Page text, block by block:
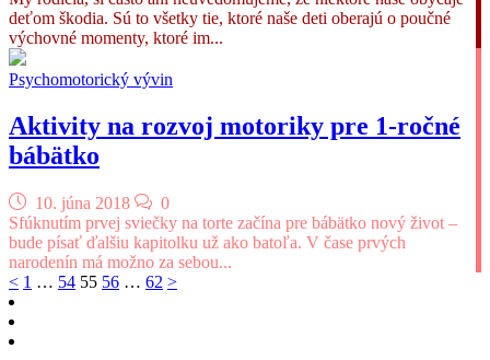
deťom škodia. Sú to všetky tie, ktoré naše deti oberajú o poučné
výchovné momenty, ktoré im...
Psychomotorický vývin
Aktivity na rozvoj motoriky pre 1-ročné
bábätko
10. júna 2018
0
Sfúknutím prvej sviečky na torte začína pre bábätko nový život –
bude písať ďalšiu kapitolku už ako batoľa. V čase prvých
narodenín má možno za sebou...
Navigácia
v
článkoch
< 1 … 54 55 56 … 62 >